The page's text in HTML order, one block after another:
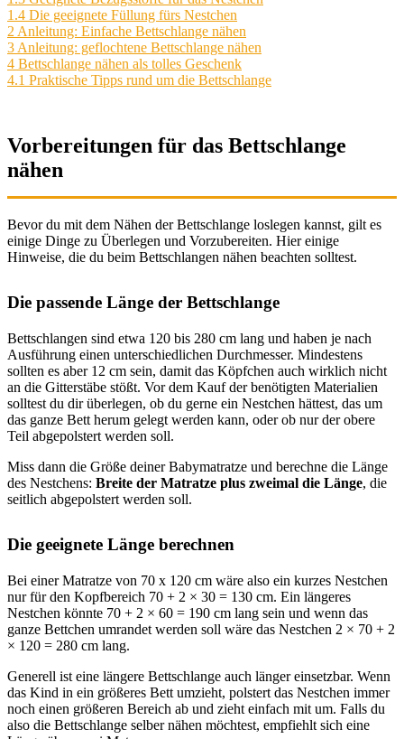
1.4 Die geeignete Füllung fürs Nestchen
2 Anleitung: Einfache Bettschlange nähen
3 Anleitung: geflochtene Bettschlange nähen
4 Bettschlange nähen als tolles Geschenk
4.1 Praktische Tipps rund um die Bettschlange
Vorbereitungen für das Bettschlange
nähen
Bevor du mit dem Nähen der Bettschlange loslegen kannst, gilt es
einige Dinge zu Überlegen und Vorzubereiten. Hier einige
Hinweise, die du beim Bettschlangen nähen beachten solltest.
Die passende Länge der Bettschlange
Bettschlangen sind etwa 120 bis 280 cm lang und haben je nach
Ausführung einen unterschiedlichen Durchmesser. Mindestens
sollten es aber 12 cm sein, damit das Köpfchen auch wirklich nicht
an die Gitterstäbe stößt. Vor dem Kauf der benötigten Materialien
solltest du dir überlegen, ob du gerne ein Nestchen hättest, das um
das ganze Bett herum gelegt werden kann, oder ob nur der obere
Teil abgepolstert werden soll.
Miss dann die Größe deiner Babymatratze und berechne die Länge
des Nestchens: Breite der Matratze plus zweimal die Länge, die
seitlich abgepolstert werden soll.
Die geeignete Länge berechnen
Bei einer Matratze von 70 x 120 cm wäre also ein kurzes Nestchen
nur für den Kopfbereich 70 + 2 × 30 = 130 cm. Ein längeres
Nestchen könnte 70 + 2 × 60 = 190 cm lang sein und wenn das
ganze Bettchen umrandet werden soll wäre das Nestchen 2 × 70 + 2
× 120 = 280 cm lang.
Generell ist eine längere Bettschlange auch länger einsetzbar. Wenn
das Kind in ein größeres Bett umzieht, polstert das Nestchen immer
noch einen größeren Bereich ab und zieht einfach mit um. Falls du
also die Bettschlange selber nähen möchtest, empfiehlt sich eine